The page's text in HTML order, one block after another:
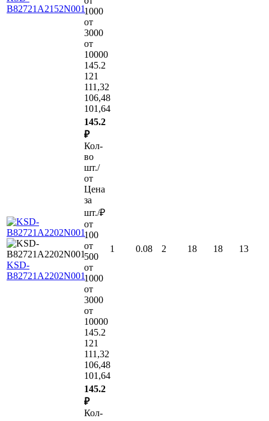
B82721A2152N0011000
от
3000
от
10000
145.2
121
111,32
106,48
101,64
KSD-
B82721A2202N001
145.2
₽
Кол-
во
шт./
от
Цена
за
шт./₽
от
100
от
500
от
1000
от
3000
от
10000
145.2
121
111,32
106,48
101,64
1 0.08 2 18 18 13
145.2
₽
Кол-